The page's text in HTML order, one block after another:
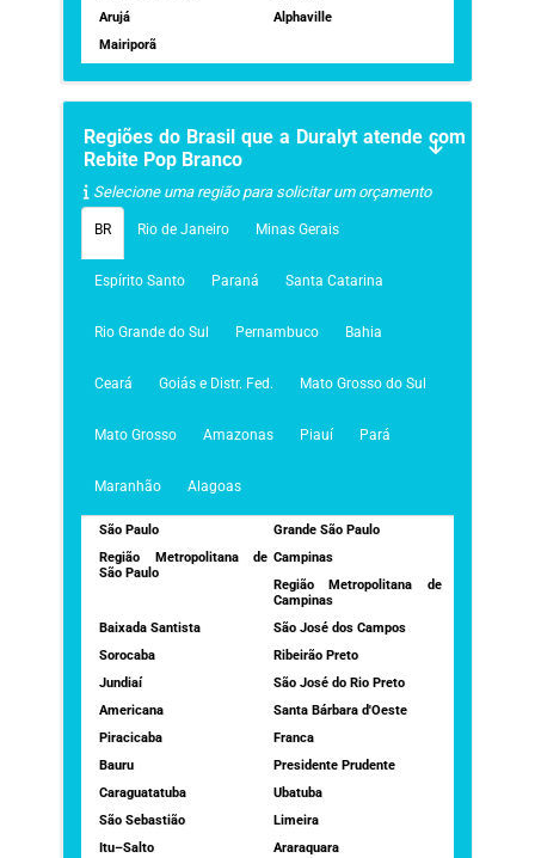
Arujá
Alphaville
Mairiporã
Regiões do Brasil que a Duralyt atende com
Rebite Pop Branco
Selecione uma região para solicitar um orçamento
BR Rio de Janeiro Minas Gerais
Espírito Santo Paraná Santa Catarina
Rio Grande do Sul Pernambuco Bahia
Ceará Goiás e Distr. Fed. Mato Grosso do Sul
Mato Grosso Amazonas Piauí Pará
Maranhão Alagoas
São Paulo
Grande São Paulo
Região Metropolitana de
São Paulo
Campinas
Região Metropolitana de
Campinas
Baixada Santista
São José dos Campos
Sorocaba
Ribeirão Preto
Jundiaí
São José do Rio Preto
Americana
Santa Bárbara d'Oeste
Piracicaba
Franca
Bauru
Presidente Prudente
Caraguatatuba
Ubatuba
São Sebastião
Limeira
Itu–Salto
Araraquara